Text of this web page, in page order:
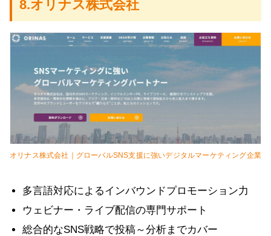
8.オリナス株式会社
オリナス株式会社｜グローバルSNS支援に強いデジタルマーケティング企業
多言語対応によるインバウンドプロモーション力
ウェビナー・ライブ配信の専門サポート
総合的なSNS戦略で投稿～分析までカバー